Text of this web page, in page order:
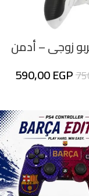
زوجى – أدمن
590,00EGP